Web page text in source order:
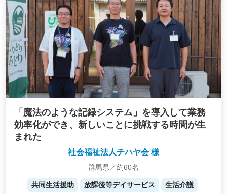
「魔法のような記録システム」を導入して業務
効率化ができ、新しいことに挑戦する時間が生
まれた
社会福祉法人チハヤ会 様
群馬県／約60名
共同生活援助 放課後等デイサービス
生活介護